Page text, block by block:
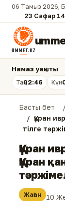
06 Тамыз 2026,
23 Сафар
Намаз уақыты
Таң02:46 Күн
Басты бет
Құран
тілге
Құран
Құран
Жаһан 10